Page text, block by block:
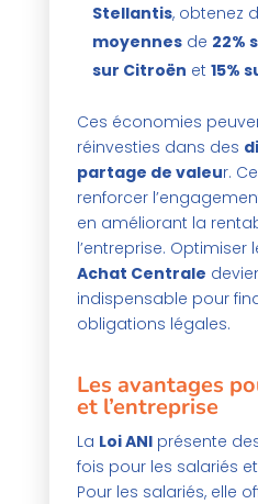
Stellantis, obtenez
moyennesde 22%
sur Citroën et 15%
Ces économies
réinvesties dans des
partage de valeur.
renforcer
en améliorant la
l’entreprise. Optimiser
Achat Centrale
indispensable pour
obligations légales.
Les avantages
et l’entreprise
La Loi ANIprésente
fois pour les salariés
Pour les salariés, elle